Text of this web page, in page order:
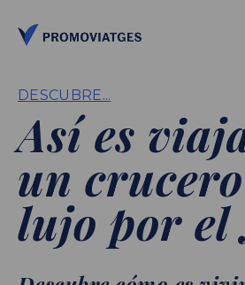
DESCUBRE...
Así es
un
lujo por el